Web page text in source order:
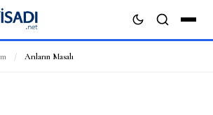
/ Arıların Masalı